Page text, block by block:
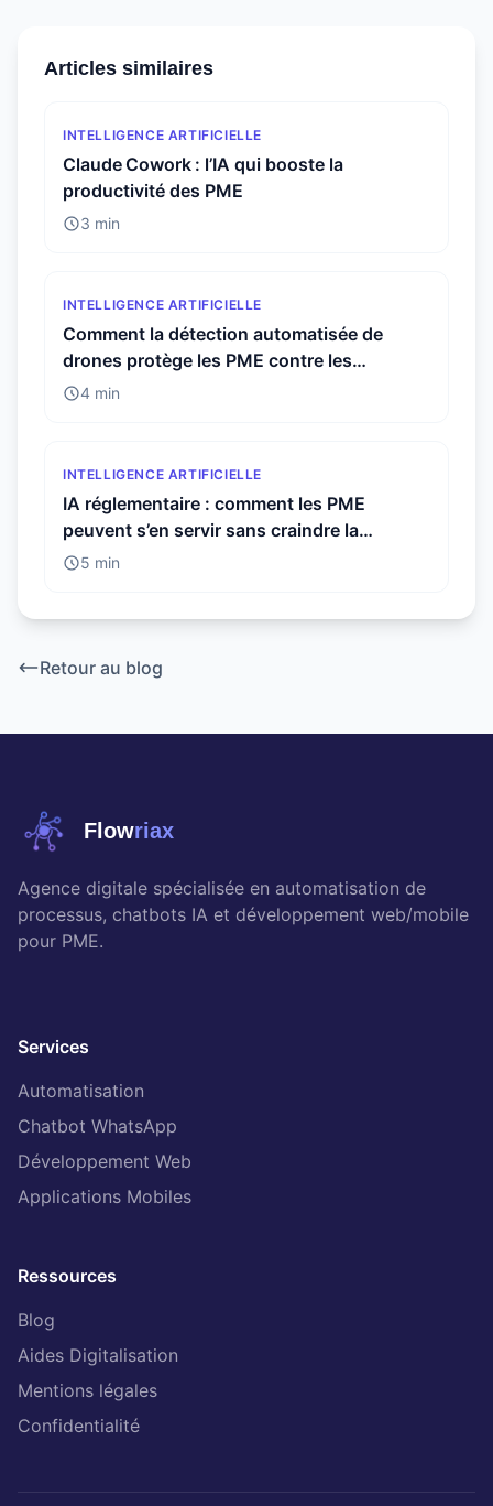
Articles similaires
INTELLIGENCE ARTIFICIELLE
Claude Cowork : l’IA qui booste la
productivité des PME
3 min
INTELLIGENCE ARTIFICIELLE
Comment la détection automatisée de
drones protège les PME contre les
menaces invisibles
4 min
INTELLIGENCE ARTIFICIELLE
IA réglementaire : comment les PME
peuvent s’en servir sans craindre la
conformité
5 min
Retour au blog
Flowriax
Agence digitale spécialisée en automatisation de
processus, chatbots IA et développement web/mobile
pour PME.
Services
Automatisation
Chatbot WhatsApp
Développement Web
Applications Mobiles
Ressources
Blog
Aides Digitalisation
Mentions légales
Confidentialité